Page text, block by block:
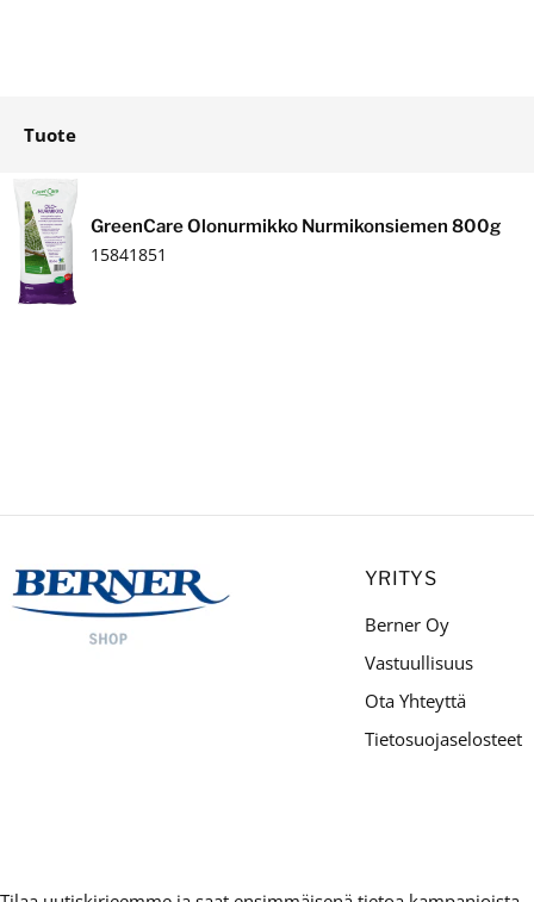
Ostoskori
Tuote
GreenCare Olonurmikko Nurmikonsiemen 800g
15841851
YRITYS
Berner Oy
Vastuullisuus
Ota Yhteyttä
Tietosuojaselosteet